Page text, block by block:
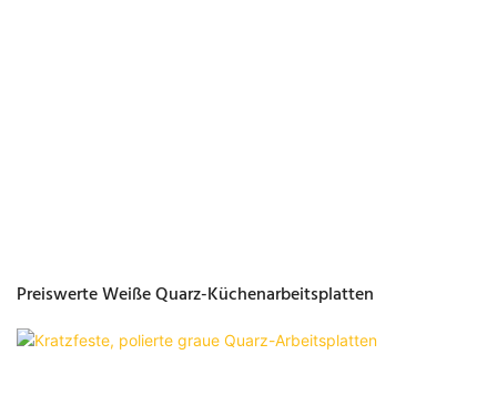
Preiswerte Weiße Quarz-Küchenarbeitsplatten